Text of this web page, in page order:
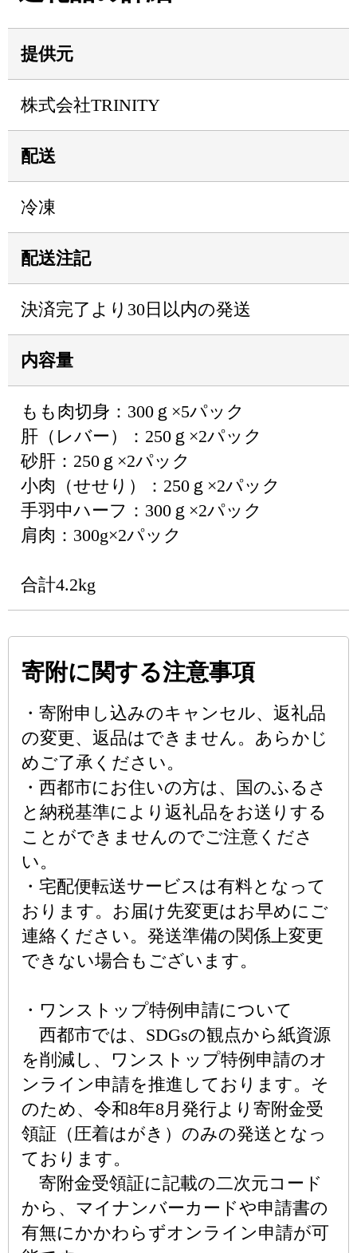
提供元
株式会社TRINITY
配送
冷凍
配送注記
決済完了より30日以内の発送
内容量
もも肉切身：300ｇ×5パック
肝（レバー）：250ｇ×2パック
砂肝：250ｇ×2パック
小肉（せせり）：250ｇ×2パック
手羽中ハーフ：300ｇ×2パック
肩肉：300g×2パック
合計4.2kg
寄附に関する注意事項
・寄附申し込みのキャンセル、返礼品
の変更、返品はできません。あらかじ
めご了承ください。
・西都市にお住いの方は、国のふるさ
と納税基準により返礼品をお送りする
ことができませんのでご注意くださ
い。
・宅配便転送サービスは有料となって
おります。お届け先変更はお早めにご
連絡ください。発送準備の関係上変更
できない場合もございます。
・ワンストップ特例申請について
西都市では、SDGsの観点から紙資源
を削減し、ワンストップ特例申請のオ
ンライン申請を推進しております。そ
のため、令和8年8月発行より寄附金受
領証（圧着はがき）のみの発送となっ
ております。
寄附金受領証に記載の二次元コード
から、マイナンバーカードや申請書の
有無にかかわらずオンライン申請が可